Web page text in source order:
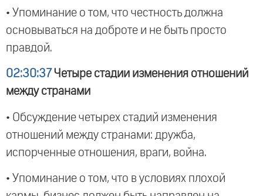
• Упоминание о том, что честность должна
основываться на доброте и не быть просто
правдой.
02:30:37 Четыре стадии изменения отношений
между странами
• Обсуждение четырех стадий изменения
отношений между странами: дружба,
испорченные отношения, враги, война.
• Упоминание о том, что в условиях плохой